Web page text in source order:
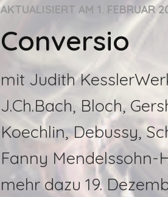
AKTUALISIERT AM 1. FEBRUAR
Conversio
mit Judith
J.Ch.Bach, Bloch,
Koechlin, Debussy,
Fanny Mendelssohn-
mehr dazu 19.